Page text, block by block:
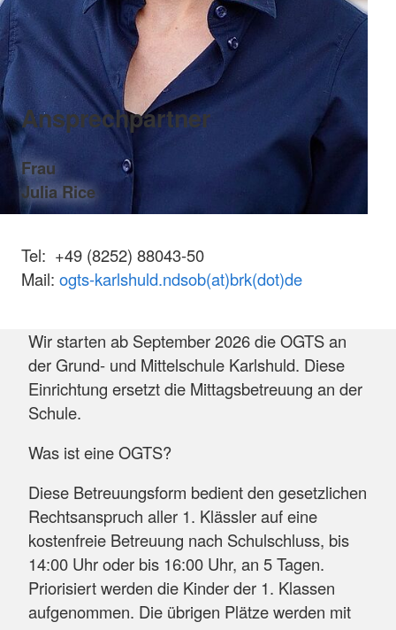
Ansprechpartner
Frau
Julia Rice
Tel: +49 (8252) 88043-50
Mail: ogts-karlshuld.ndsob(at)brk(dot)de
Wir starten ab September 2026 die OGTS an
der Grund- und Mittelschule Karlshuld. Diese
Einrichtung ersetzt die Mittagsbetreuung an der
Schule.
Was ist eine OGTS?
Diese Betreuungsform bedient den gesetzlichen
Rechtsanspruch aller 1. Klässler auf eine
kostenfreie Betreuung nach Schulschluss, bis
14:00 Uhr oder bis 16:00 Uhr, an 5 Tagen.
Priorisiert werden die Kinder der 1. Klassen
aufgenommen. Die übrigen Plätze werden mit